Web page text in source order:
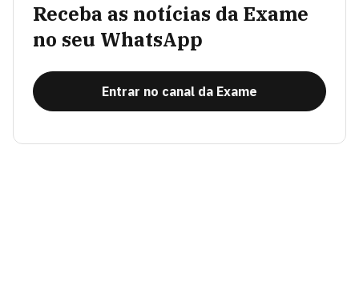
Receba as notícias da Exame
no seu WhatsApp
Entrar no canal da Exame